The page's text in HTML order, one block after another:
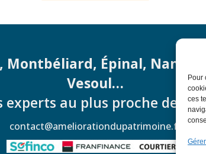
Pour
ces
Épinal, Nancy,
Vesoul…
experts au plus proche de
contact@ameliorationdupatrimoine.fr